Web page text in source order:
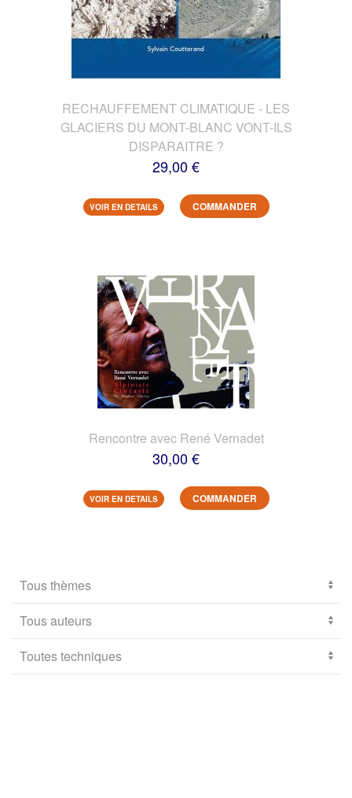
RECHAUFFEMENT CLIMATIQUE - LES
GLACIERS DU MONT-BLANC VONT-ILS
DISPARAITRE ?
29,00 €
VOIR EN DETAILS COMMANDER
Rencontre avec René Vernadet
30,00 €
VOIR EN DETAILS COMMANDER